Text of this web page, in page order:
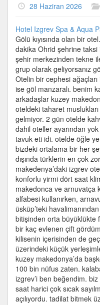
28 Haziran 2026
Hotel Izgrev Spa & Aqua
Gölü kıyısında olan bir
dakika Ohrid şehrine taksi
şehir merkezinden tekne
grup olarak geliyorsanız
Otelin bir cephesi
ise göl manzaralı. benim
arkadaşlar kuzey
oteldeki taharet
gelmiyor. 2 gün otelde
dahil oteller ayarından
tavuk eti idi. otelde öğle
bizdeki ortalama bir her
dışında türklerin en çok
makedenya’daki izgrev
konforlu yirmi dört saat
makedonca ve arnuvatça
alfabesi kullanırken,
üsküp’teki
bitişinden orta büyüklükte
bir kaç evlenen çift
kilisenin içerisinden de
üzerindeki küçük
kuzey makedonya’da
100 bin nüfus zaten.
izgrev’i ben beğendim.
saat harici çok sıcak
açılıyordu. tadilat bitmek